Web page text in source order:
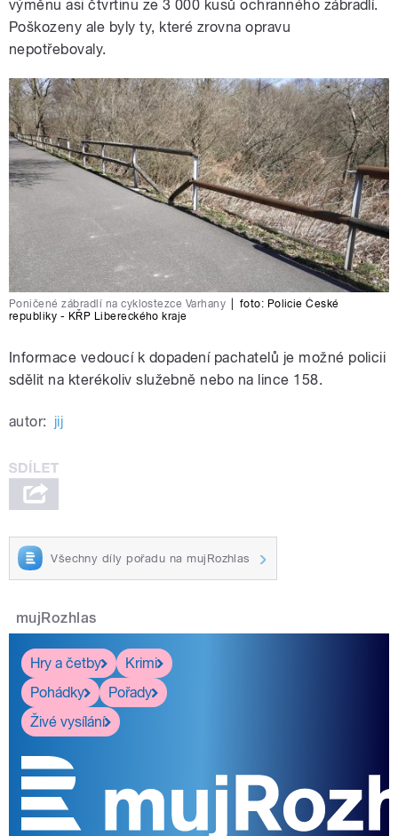
výměnu asi čtvrtinu ze 3 000 kusů ochranného zábradlí.
Poškozeny ale byly ty, které zrovna opravu
nepotřebovaly.
Poničené zábradlí na cyklostezce Varhany foto: Policie České
republiky - KŘP Libereckého kraje
Informace vedoucí k dopadení pachatelů je možné policii
sdělit na kterékoliv služebně nebo na lince 158.
autor: jij
Všechny díly pořadu na mujRozhlas
mujRozhlas
Hry a četby
Krimi
Pohádky
Pořady
Živé vysílání